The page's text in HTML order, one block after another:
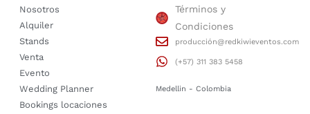
Nosotros
Alquiler
Stands
Venta
Evento
Wedding Planner
Bookings locaciones
Términos y
Condiciones
producción@redkiwieventos.com
(+57) 311 383 5458
Medellin - Colombia